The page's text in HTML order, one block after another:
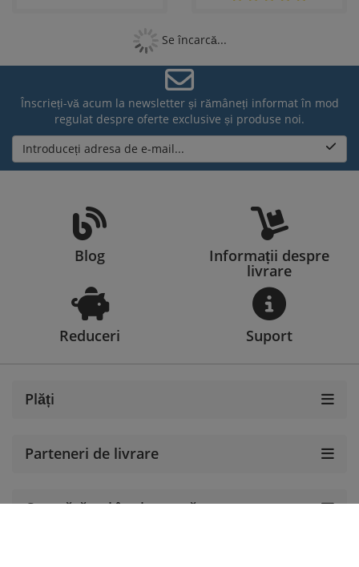
Se încarcă...
Înscrieți-vă acum la newsletter și rămâneți informat în mod
regulat despre oferte exclusive și produse noi.
Introduceți adresa de e-mail...
Blog Informații despre
livrare
Reduceri Suport
Plăți
Parteneri de livrare
Cumpărături în siguranță